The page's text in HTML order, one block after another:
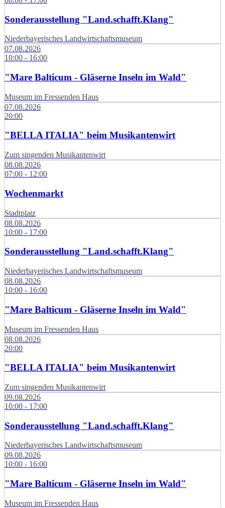
Sonderausstellung "Land.schafft.Klang"
Niederbayerisches Landwirtschaftsmuseum
07.08.2026
10:00 - 16:00
"Mare Balticum - Gläserne Inseln im Wald"
Museum im Fressenden Haus
07.08.2026
20:00
"BELLA ITALIA" beim Musikantenwirt
Zum singenden Musikantenwirt
08.08.2026
07:00 - 12:00
Wochenmarkt
Stadtplatz
08.08.2026
10:00 - 17:00
Sonderausstellung "Land.schafft.Klang"
Niederbayerisches Landwirtschaftsmuseum
08.08.2026
10:00 - 16:00
"Mare Balticum - Gläserne Inseln im Wald"
Museum im Fressenden Haus
08.08.2026
20:00
"BELLA ITALIA" beim Musikantenwirt
Zum singenden Musikantenwirt
09.08.2026
10:00 - 17:00
Sonderausstellung "Land.schafft.Klang"
Niederbayerisches Landwirtschaftsmuseum
09.08.2026
10:00 - 16:00
"Mare Balticum - Gläserne Inseln im Wald"
Museum im Fressenden Haus